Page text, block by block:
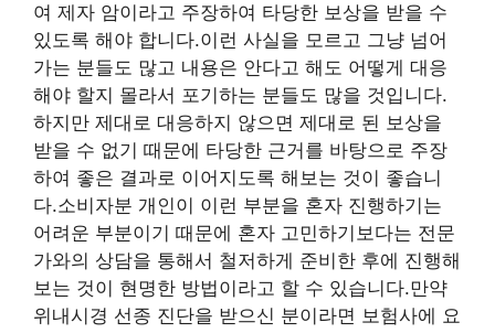
여 제자 암이라고 주장하여 타당한 보상을 받을 수
있도록 해야 합니다.이런 사실을 모르고 그냥 넘어
가는 분들도 많고 내용은 안다고 해도 어떻게 대응
해야 할지 몰라서 포기하는 분들도 많을 것입니다.
하지만 제대로 대응하지 않으면 제대로 된 보상을
받을 수 없기 때문에 타당한 근거를 바탕으로 주장
하여 좋은 결과로 이어지도록 해보는 것이 좋습니
다.소비자분 개인이 이런 부분을 혼자 진행하기는
어려운 부분이기 때문에 혼자 고민하기보다는 전문
가와의 상담을 통해서 철저하게 준비한 후에 진행해
보는 것이 현명한 방법이라고 할 수 있습니다.만약
위내시경 선종 진단을 받으신 분이라면 보험사에 요